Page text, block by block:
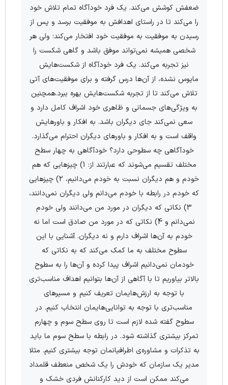
ضعفش کوشش می‌کند. یک فرد خودآگاه تمام تلاش خود
را می‌کند تا در راستای اهدافش به موفقیت برسد و پس از
رسیدن به موفقیت به موفقیت خود افتخار می‌کند؛ ولی هر
شخصی همیشه نمی‌تواند موفق باشد و گاهی شکست را
نیز تجربه می‌کند. یک فرد خودآگاه از شکست‌هایش
مایوس نشده، از آن‌ها درس گرفته و برای موفقیت‌های آتی
تلاش می‌کند تا از تجربه شکست‌هایش بهره ببرد.همچنین
به ویژگی‌های جسمانی و ظاهری خود اشراف کامل دارد و
سعی نمی‌کند جای دیگران باشد. به افکار و باورهایش
واقف است و به افکار و باورهای دیگران احترام می‌گذارد.
خودآگاهی چه سطوحی دارد؟ خودآگاهی به چهار سطح
مختلف تقسیم می‌شوند که عبارتند از: 1) چیزهایی که هم
خودم و هم دیگران نسبت به خودم می‌دانیم، 2) چیزهایی
که خودم در رابطه با خودم می‌دانم ولی دیگران نمی‌دانند،
3) نکاتی که دیگران در مورد من می‌دانند ولی خودم
نمی‌دانم و 4) نکاتی که در مورد من صادق است اما نه
خودم به آن‌ها اشراف دارم و نه دیگران. آشنایی با این
سطوح مختلف به ما کمک می‌کند که به نکاتی که
خودمان نمی‌دانیم اشراف پیدا کرده و آن‌ها را به سطوح
بالاتر بیاوریم تا با آگاهی از آن‌ها بتوانیم اهداف مناسب‌تری
با توجه به ارزش‌هایمان تعریف کنیم و مسیرهای
مناسب‌تری با توجه به توانایی‌هایمان انتخاب کنیم. در
سطوح گفته شده لازم است تا روی سطح سوم و چهارم
تمرکز بیشتری گذاشته شود. در رابطه با سطح سوم ما باید
به تذکرات و مشاوره‌ی اطرافیانمان توجه بیشتری کنیم. مثلا
مدیر یک سازمان که خودش را یک شخص منعطف قلمداد
می‌کند ممکن است از دید کارکنانش فردی خشک و